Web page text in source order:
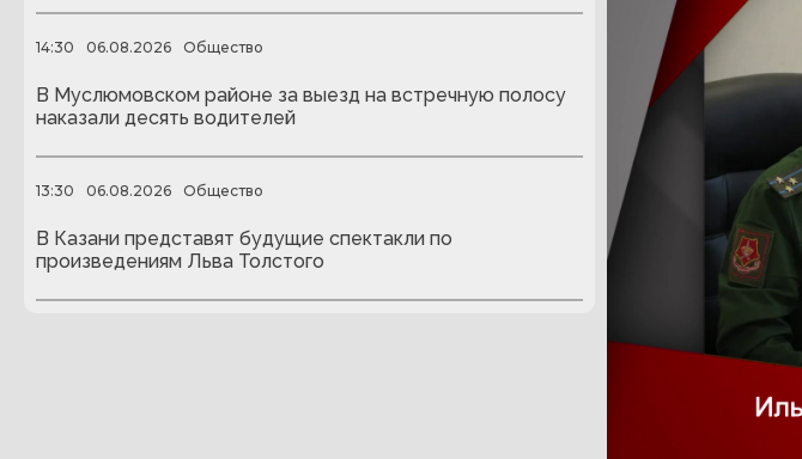
14:30 06.08.2026 Общество
В Муслюмовском районе за выезд на встречную полосу
наказали десять водителей
13:30 06.08.2026 Общество
В Казани представят будущие спектакли по
произведениям Льва Толстого